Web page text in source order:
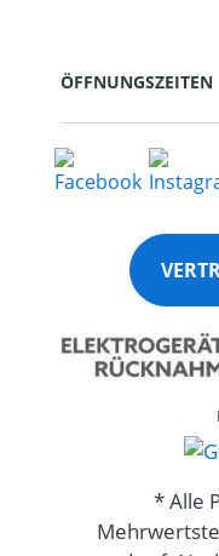
ÖFFNUNGSZEITEN
* Alle